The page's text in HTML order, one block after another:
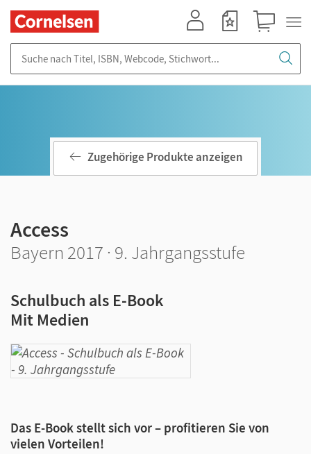
Zugehörige Produkte anzeigen
Access
Bayern 2017 · 9. Jahrgangsstufe
Schulbuch als E-Book
Mit Medien
Das E-Book stellt sich vor – profitieren Sie von
vielen Vorteilen!